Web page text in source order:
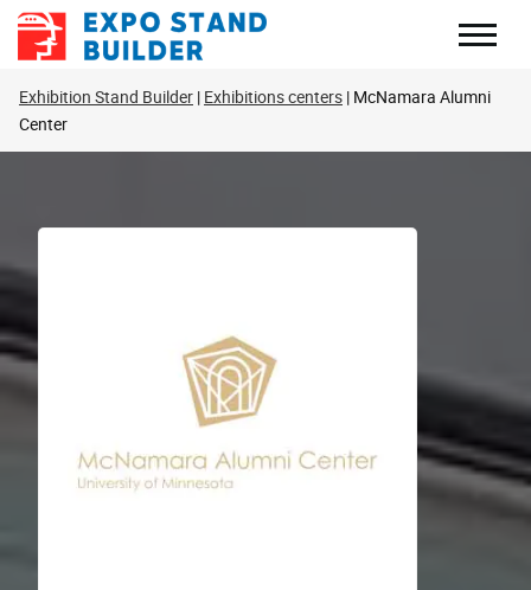
Skip
Exhibition Stand Builder Exhibitions centers McNamara Alumni
Center